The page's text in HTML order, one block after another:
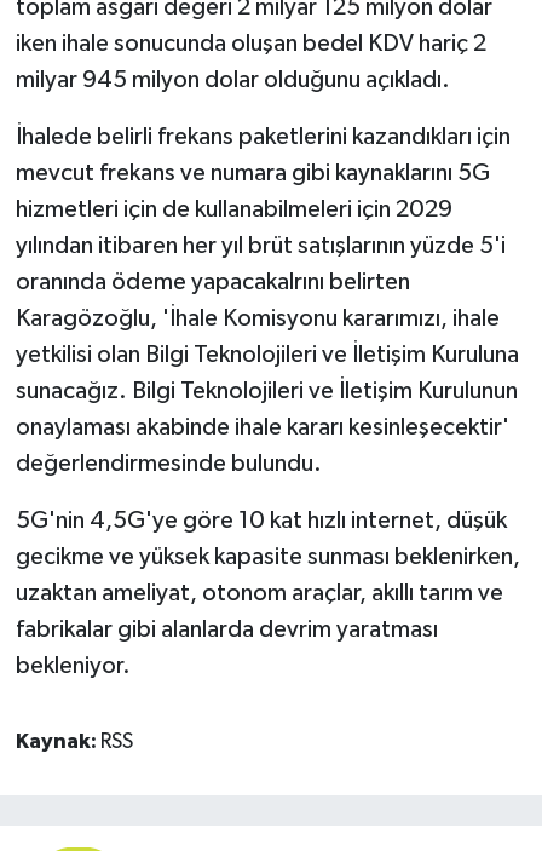
toplam asgari değeri 2 milyar 125 milyon dolar
iken ihale sonucunda oluşan bedel KDV hariç 2
milyar 945 milyon dolar olduğunu açıkladı.
İhalede belirli frekans paketlerini kazandıkları için
mevcut frekans ve numara gibi kaynaklarını 5G
hizmetleri için de kullanabilmeleri için 2029
yılından itibaren her yıl brüt satışlarının yüzde 5'i
oranında ödeme yapacakalrını belirten
Karagözoğlu, 'İhale Komisyonu kararımızı, ihale
yetkilisi olan Bilgi Teknolojileri ve İletişim Kuruluna
sunacağız. Bilgi Teknolojileri ve İletişim Kurulunun
onaylaması akabinde ihale kararı kesinleşecektir'
değerlendirmesinde bulundu.
5G'nin 4,5G'ye göre 10 kat hızlı internet, düşük
gecikme ve yüksek kapasite sunması beklenirken,
uzaktan ameliyat, otonom araçlar, akıllı tarım ve
fabrikalar gibi alanlarda devrim yaratması
bekleniyor.
Kaynak: RSS